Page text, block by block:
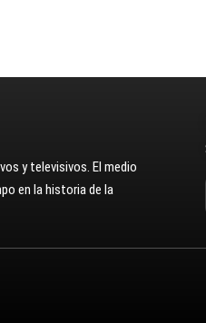
y televisivos. El medio
en la historia de la